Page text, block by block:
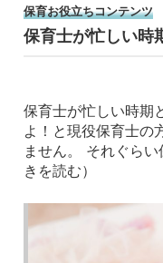
保育お役立ちコンテンツ
保育士が忙しい時
保育士が忙しい時期
よ！と現役保育士の
ません。 それぐら
きを読む）